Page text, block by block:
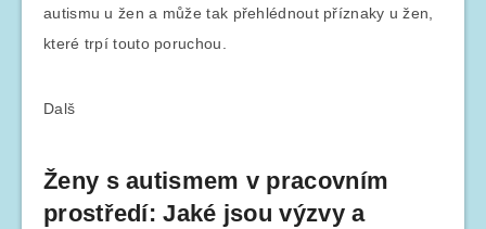
autismu u žen a může tak přehlédnout příznaky u žen,
které trpí touto poruchou.
Dalš
Ženy s autismem v pracovním
prostředí: Jaké jsou výzvy a